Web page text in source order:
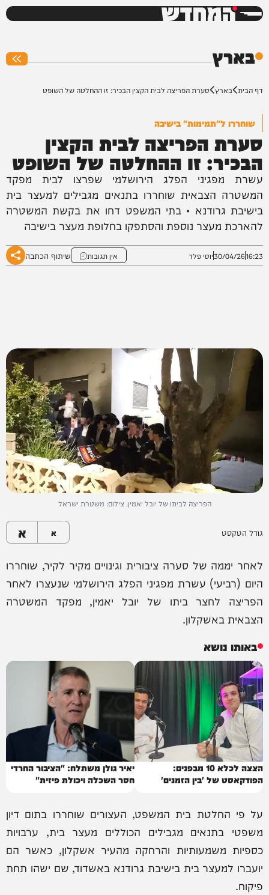
המחדש
בארץ
דף הבית בארץ סערת הפריצה לבית הקצין הבכיר: זו ההחלטה של השופט
שוחררו ל"תמימות" בישיבה
סערת הפריצה לבית הקצין
הבכיר: זו ההחלטה של השופט
עשרת מפגיני הפלג הירושלמי שפרצו לבית מפקד
המשטרה הצבאית שוחררו בתנאים מגבילים למעצר בית
בישיבת גרודנא • בתי המשפט דחו את בקשת המשטרה
להארכת מעצר נוספת והסתפקו בחלופת מעצר בישיבה
16:23
30/04/26יוסי פלד אין תגובות שיתוף הכתבה
הפריצה לביתו של יובל יאמין. צילום: משטרת ישראל
גודל הטקסט א א
לאחר יממה של סערה ציבורית וגינויים מקיר לקיר, שוחררו
היום (רביעי) עשרת מפגיני הפלג הירושלמי שנעצרו לאחר
הפריצה לחצר ביתו של יובל יאמין, מפקד המשטרה
הצבאית באשקלון.
באותו נושא
הצצה לכלא 10 מבפנים:
הפודקאסט של 'בין הזמנים'
יאיר גולן משתלח: "הציבור החרדי
חסר השכלה ויכולת פיזית"
על פי החלטת בית המשפט, העצורים שוחררו בתום דיון
משפטי בתנאים מגבילים הכוללים מעצר בית, ערבויות
כספיות משמעותיות והרחקה מהעיר אשקלון, כאשר הם
יועברו למעצר בית בישיבת גרודנא באשדוד, שם ישהו תחת
פיקוח.